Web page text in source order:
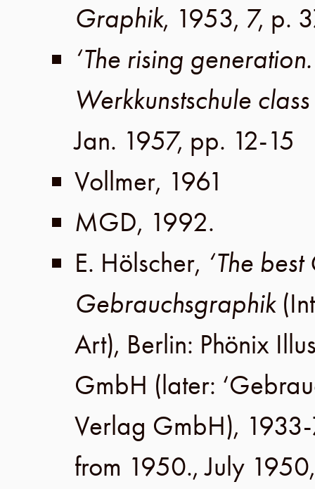
Graphik, 1953, 7, p.
‘The rising
Werkkunstschule
Jan. 1957, pp. 12-15
Vollmer, 1961
MGD, 1992.
E. Hölscher, ‘The
Gebrauchsgraphik
Art), Berlin: Phönix
GmbH (later:
Verlag GmbH),
from 1950.,July 1950